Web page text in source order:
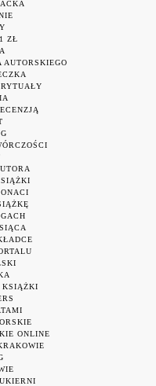
ZŁ
AUTORSKIEGO
KSIĄŻKI
ONLINE